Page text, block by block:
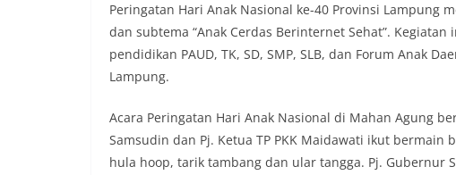
Peringatan Hari Anak Nasional ke-40 Provinsi Lampung
dan subtema “Anak Cerdas Berinternet Sehat”.
pendidikan PAUD, TK, SD, SMP, SLB, dan Forum Anak
Lampung.
Acara Peringatan Hari Anak Nasional di Mahan Agung
Samsudin dan Pj. Ketua TP PKK Maidawati ikut
hula hoop, tarik tambang dan ular tangga. Pj. Gubernur